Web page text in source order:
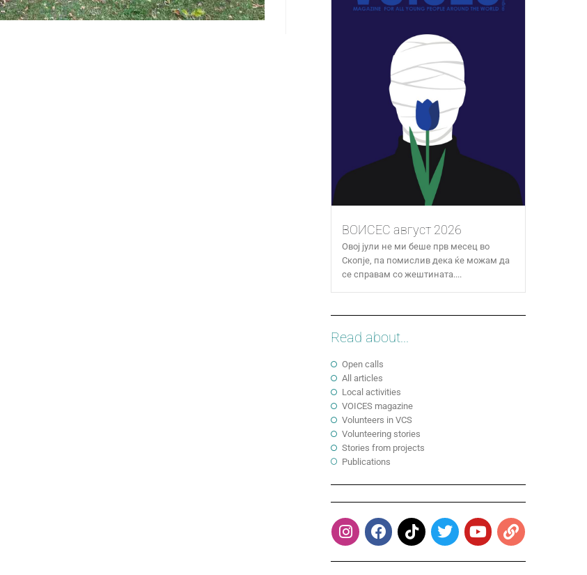
ВОИСЕС август 2026
Овој јули не ми беше прв месец во
Скопје, па помислив дека ќе можам да
се справам со жештината....
Read about...
Open calls
All articles
Local activities
VOICES magazine
Volunteers in VCS
Volunteering stories
Stories from projects
Publications